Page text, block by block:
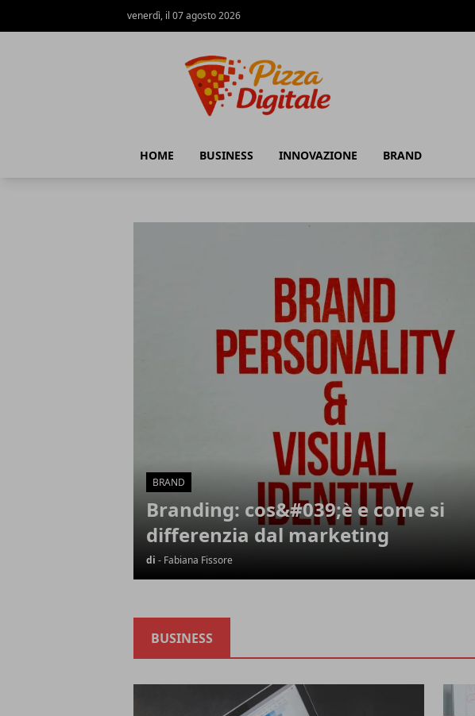
venerdì, il 07 agosto 2026
HOME BUSINESS INNOVAZIONE BRAND
BRAND
Branding: cos&#039;è e come si
differenzia dal marketing
di - Fabiana Fissore
BUSINESS